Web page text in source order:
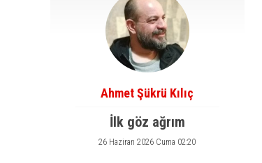
Ahmet Şükrü Kılıç
İlk göz ağrım
26 Haziran 2026 Cuma 02:20